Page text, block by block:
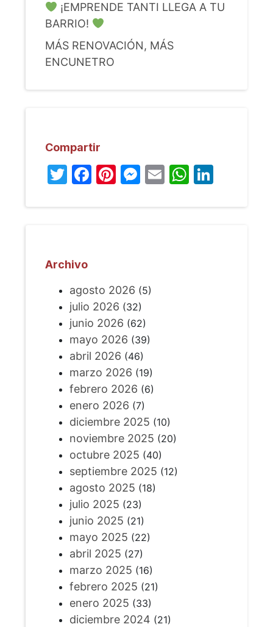
¡EMPRENDE TANTI LLEGA A TU
BARRIO!
MÁS RENOVACIÓN, MÁS
ENCUNETRO
Compartir
Twitter
Facebook
Pinterest
Messenger
Email
Archivo
agosto 2026 (5)
julio 2026 (32)
junio 2026 (62)
mayo 2026 (39)
abril 2026 (46)
marzo 2026 (19)
febrero 2026 (6)
enero 2026 (7)
diciembre 2025 (10)
noviembre 2025 (20)
octubre 2025 (40)
septiembre 2025 (12)
agosto 2025 (18)
julio 2025 (23)
junio 2025 (21)
mayo 2025 (22)
abril 2025 (27)
marzo 2025 (16)
febrero 2025 (21)
enero 2025 (33)
diciembre 2024 (21)